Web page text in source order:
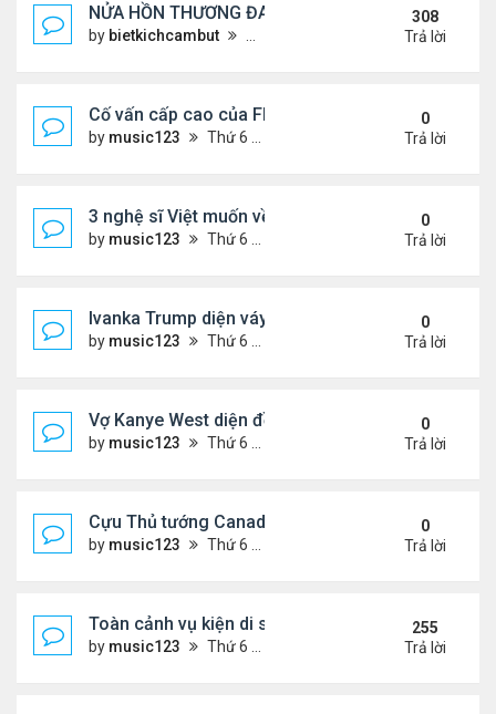
NỬA HỒN THƯƠNG ĐAU..
by bietkichcambut
308
Trả lời
Cố vấn cấp cao của FIFA từ chức để phán đối
by music123 Thứ 6 Tháng 7 31, 2026 7:15 pm
0
Trả lời
3 nghệ sĩ Việt muốn về VN nhưng số phận an bài
by music123 Thứ 6 Tháng 7 31, 2026 6:41 pm
0
Trả lời
Ivanka Trump diện váy hở eo táo bạo, khoe vòng
by music123 Thứ 6 Tháng 7 31, 2026 6:29 pm
0
Trả lời
Vợ Kanye West diện đồ xẻ bạo, dự tiệc ở đảo Ibiza
by music123 Thứ 6 Tháng 7 31, 2026 6:26 pm
0
Trả lời
Cựu Thủ tướng Canada đắm đuối khóa môi Katy
by music123 Thứ 6 Tháng 7 31, 2026 6:20 pm
0
Trả lời
Toàn cảnh vụ kiện di sản CNS VŨ LINH
by music123 Thứ 6 Tháng 1 10, 2025 4:11 pm
255
Trả lời